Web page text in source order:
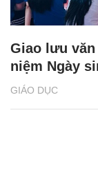
GIÁO DỤC
Giao lưu
niệm Ngày